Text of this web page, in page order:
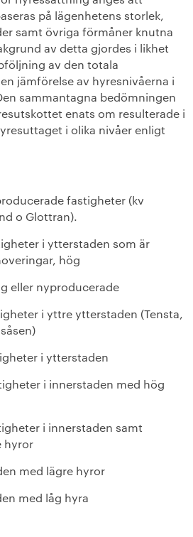
på lägenhetens storlek,
samt övriga förmåner knutna
av detta gjordes i likhet
av den totala
jämförelse av hyresnivåerna i
sammantagna bedömningen
enats om resulterade i
i olika nivåer enligt
fastigheter (kv
o Glottran).
i ytterstaden som är
hög
nyproducerade
i yttre ytterstaden (Tensta,
i ytterstaden
i innerstaden med hög
i innerstaden samt
hyror
med lägre hyror
med låg hyra